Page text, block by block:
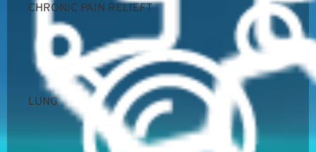
LUNG
CHRONIC PAIN RELIEFT